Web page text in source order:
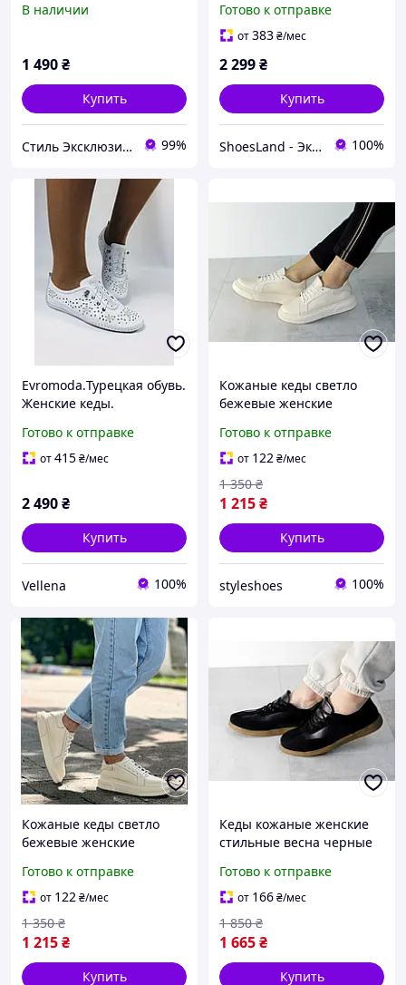
В наличии
1 490₴
Купить
Стиль Эксклюзив & 3B 99%
р./23 см.
Готово к отправке
от383₴/мес
2 299₴
Купить
ShoesLand - Экономия и качество в каждом шаге 100%
Evromoda.Турецкая обувь.
Женские кеды.
с перфорацией. Размер
только 36,37,38,39
Готово к отправке
от415₴/мес
2 490₴
Купить
Vellena 100%
Кожаные кеды светло
бежевые женские
Готово к отправке
от 122₴/мес
1 215₴
1 350 ₴
Купить
styleshoes 100%
Кожаные кеды светло
бежевые женские
Готово к отправке
от 122₴/мес
1 215₴
1 350 ₴
Купить
Кеды кожаные женские
стильные весна черные
36р
Готово к отправке
от 166₴/мес
1 665₴
1 850 ₴
Купить